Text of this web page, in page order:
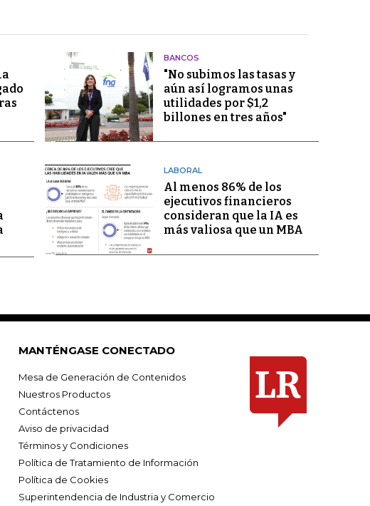
BANCOS
"No subimos las tasas y
aún así logramos unas
utilidades por $1,2
billones en tres años"
LABORAL
Al menos 86% de los
ejecutivos financieros
consideran que la IA es
más valiosa que un MBA
MANTÉNGASE CONECTADO
Mesa de Generación de Contenidos
Nuestros Productos
Contáctenos
Aviso de privacidad
Términos y Condiciones
Política de Tratamiento de Información
Política de Cookies
Superintendencia de Industria y Comercio